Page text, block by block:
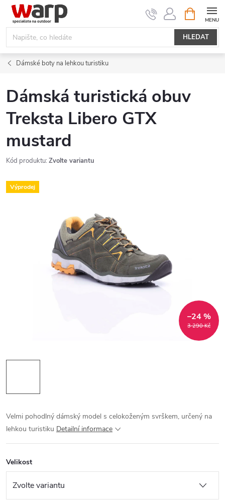
Přejít
obsah
HLEDAT
NÁKUPNÍ
KOŠÍK
Dámské boty na lehkou turistiku
Dámská turistická obuv
Treksta Libero GTX
mustard
Kód produktu: Zvolte variantu
Výprodej
3 290 Kč
–24 %
Velmi pohodlný dámský model s celokoženým svrškem, určený na
lehkou turistiku Detailní informace
Velikost